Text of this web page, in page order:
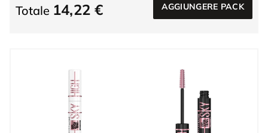
Totale 14,22 € AGGIUNGERE PACK